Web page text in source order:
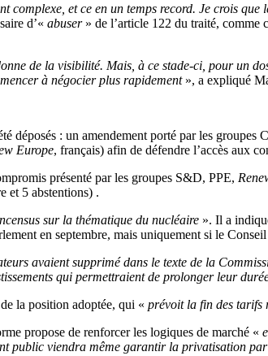
complexe, et ce en un temps record. Je crois
d’« abuser » de l’article 122 du traité, comme
de la visibilité. Mais, à ce stade-ci, pour un
à négocier plus rapidement », a expliqué
déposés : un amendement porté par les
Europe, français) afin de défendre l’accès aux
présenté par les groupes S&D, PPE,
et 5 abstentions) .
sur la thématique du nucléaire ». Il a
en septembre, mais uniquement si le
avaient supprimé dans le texte de la
qui permettraient de prolonger leur
la position adoptée, qui « prévoit la fin des tarifs
propose de renforcer les logiques de marché «
public viendra même garantir la privatisation